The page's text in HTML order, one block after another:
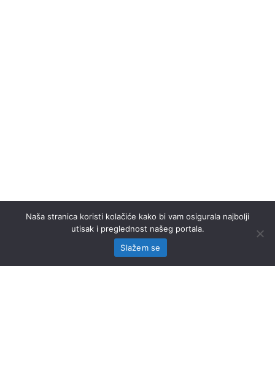
Naša stranica koristi kolačiće kako bi vam osigurala najbolji
utisak i preglednost našeg portala.
Slažem se